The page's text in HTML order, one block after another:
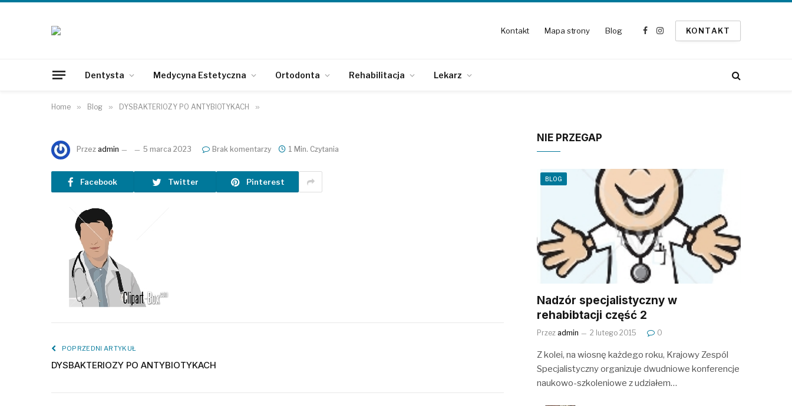
Kontakt Mapa strony Blog
Facebook
Instagram
KONTAKT
Dentysta Medycyna Estetyczna Ortodonta Rehabilitacja Lekarz
Home » Blog » DYSBAKTERIOZY PO ANTYBIOTYKACH »
Przez admin 5 marca 2023 Brak komentarzy 1 Min. Czytania
Facebook Twitter Pinterest
POPRZEDNI ARTYKUŁ
DYSBAKTERIOZY PO ANTYBIOTYKACH
NIE PRZEGAP
BLOG
Nadzór specjalistyczny w
rehabibtacji część 2
Przez admin 2 lutego 2015 0
Z kolei, na wiosnę każdego roku, Krajowy Zespól
Specjalistyczny organizuje dwudniowe konferencje
naukowo-szkoleniowe z udziałem…